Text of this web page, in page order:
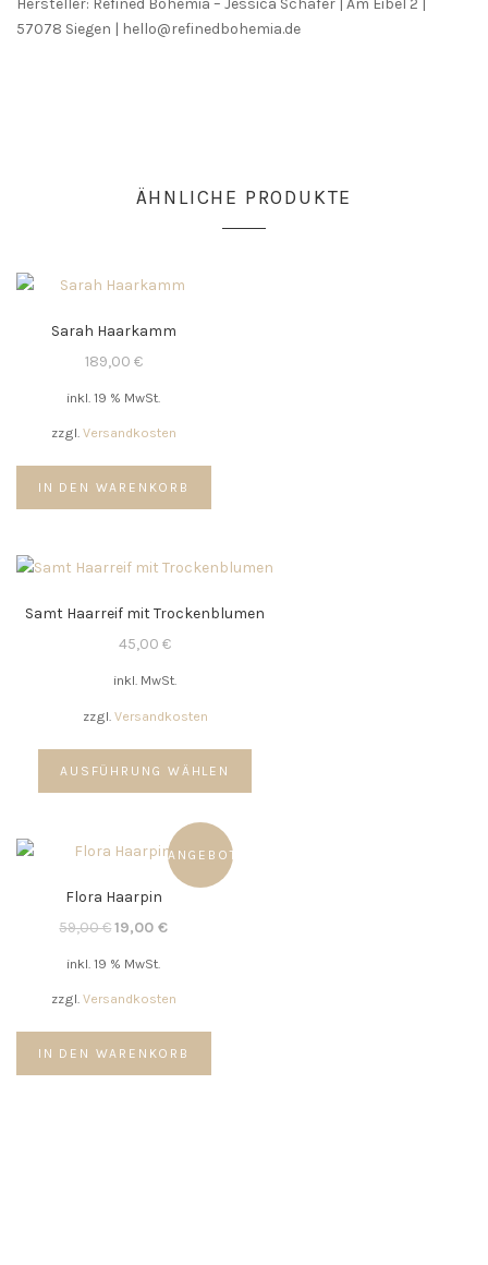
Hersteller: Refined Bohemia – Jessica Schäfer | Am Eibel 2 |
57078 Siegen | hello@refinedbohemia.de
ÄHNLICHE PRODUKTE
Sarah Haarkamm
189,00 €
inkl. 19 % MwSt.
zzgl. Versandkosten
IN DEN WARENKORB
Samt Haarreif mit Trockenblumen
45,00 €
inkl. MwSt.
zzgl. Versandkosten
AUSFÜHRUNG WÄHLEN
Dieses
weist
ANGEBOT!
Flora Haarpin
59,00€Ursprünglicher
59,00 €
19,00€Aktueller
19,00 €.
inkl. 19 % MwSt.
zzgl. Versandkosten
IN DEN WARENKORB